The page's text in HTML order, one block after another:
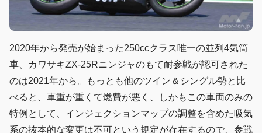
2020年から発売が始まった250ccクラス唯一の並列4気筒
車、カワサキZX-25Rニンジャのもて耐参戦が認可された
のは2021年から。もっとも他のツイン＆シングル勢と比
べると、車重が重くて燃費が悪く、しかもこの車両のみの
特例として、インジェクションマップの調整を含めた吸気
系の抜本的な変更は不可という規定が存在するので、参戦